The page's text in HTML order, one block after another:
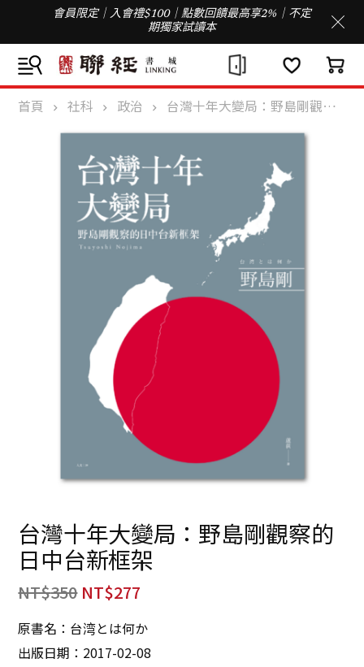
會員限定｜入會禮$100｜點數回饋最高享2%｜不定
期獨家試讀本
首頁 社科 政治 台灣十年大變局：野島剛觀察的日中台新框架
台灣十年大變局：野島剛觀察的
日中台新框架
NT$350 NT$277
原書名：台湾とは何か
出版日期：2017-02-08